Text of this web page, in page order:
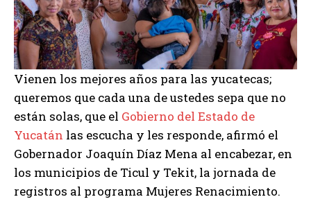
Vienen los mejores años para las yucatecas;
queremos que cada una de ustedes sepa que no
están solas, que el Gobierno del Estado de
Yucatán las escucha y les responde, afirmó el
Gobernador Joaquín Díaz Mena al encabezar, en
los municipios de Ticul y Tekit, la jornada de
registros al programa Mujeres Renacimiento.